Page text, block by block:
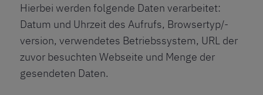
Hierbei werden folgende Daten verarbeitet:
Datum und Uhrzeit des Aufrufs, Browsertyp/-
version, verwendetes Betriebssystem, URL der
zuvor besuchten Webseite und Menge der
gesendeten Daten.